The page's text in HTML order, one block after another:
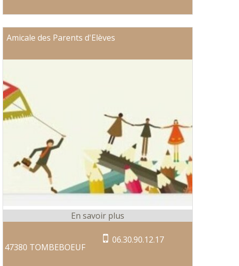
Amicale des Parents d'Elèves
47380 TOMBEBOEUF
06.30.90.12.17